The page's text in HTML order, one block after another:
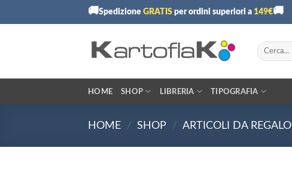
🚚Spedizione GRATIS per ordini superiori a 149€🚚
Cerca:
HOME SHOP LIBRERIA TIPOGRAFIA
HOME / SHOP / ARTICOLI DA REGALO